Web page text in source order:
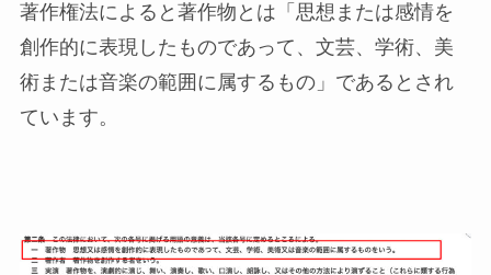
著作権法によると著作物とは「思想または感情を
創作的に表現したものであって、文芸、学術、美
術または音楽の範囲に属するもの」であるとされ
ています。